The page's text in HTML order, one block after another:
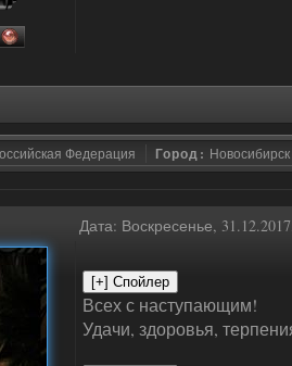
Федерация Город: Новосибирск
Дата: Воскресенье,
Всех с наступающим!
Удачи, здоровья,